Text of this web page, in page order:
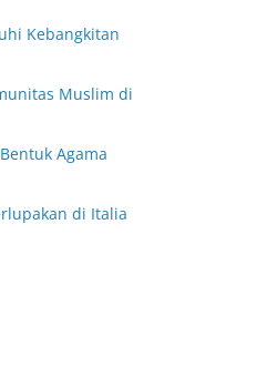
Kebangkitan
Muslim di
Agama
di Italia